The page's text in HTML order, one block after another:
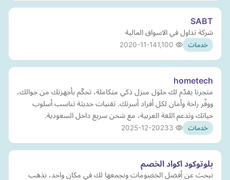
SABT
شركة تداول في الاسواق المالية
خدمات 2020-11-14
hometech
متجرنا يقدّم لك حلول منزل ذكي متكاملة، تحكّم بأجهزتك من جوالك،
ووفّر راحة وأمان لكل أفراد أسرتك. تقنيات حديثة تناسب أسلوب
حياتك وتدعم اللغة العربية، مع شحن سريع داخل السعودية.
خدمات 2025-12-20
بلوتوكود اكواد الخصم
نبحث عن أفضل الخصومات ونجمعها لك في مكان واحد، نذهب